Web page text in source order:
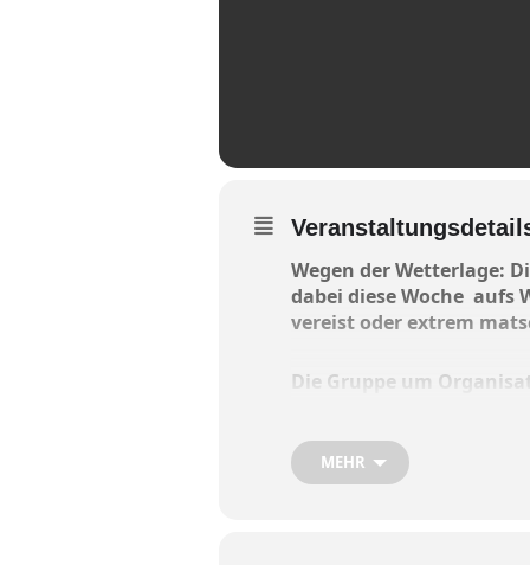
Wegen der Wetterlage:
dabei diese Woche aufs
vereist oder extrem
Die Gruppe um
Bitte sich bis
MEHR